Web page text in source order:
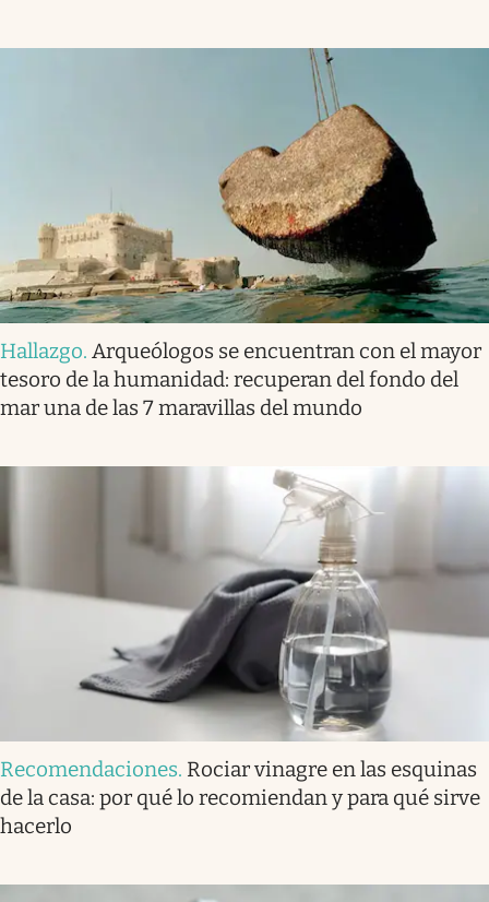
Hallazgo. Arqueólogos se encuentran con el mayor
tesoro de la humanidad: recuperan del fondo del
mar una de las 7 maravillas del mundo
Recomendaciones. Rociar vinagre en las esquinas
de la casa: por qué lo recomiendan y para qué sirve
hacerlo